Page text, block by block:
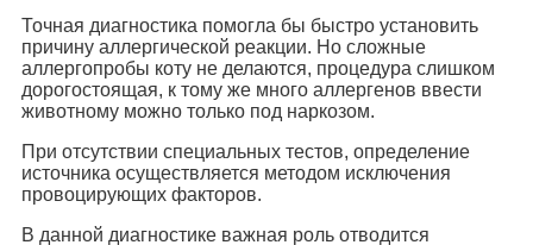
Точная диагностика помогла бы быстро установить
причину аллергической реакции. Но сложные
аллергопробы коту не делаются, процедура слишком
дорогостоящая, к тому же много аллергенов ввести
животному можно только под наркозом.
При отсутствии специальных тестов, определение
источника осуществляется методом исключения
провоцирующих факторов.
В данной диагностике важная роль отводится